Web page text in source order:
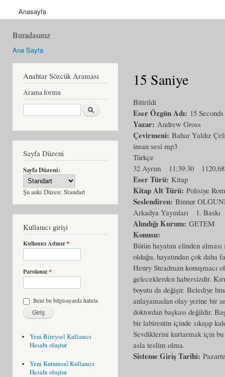
Anasayfa
Buradasınız
Ana Sayfa
Anahtar Sözcük Araması
Arama formu
Ara
Sayfa Düzeni
Sayfa Düzeni:
Şu anki Düzen: Standart
Kullanıcı girişi
Kullanıcı Adınız*
Parolanız*
Beni bu bilgisayarda hatırla
Yeni Bireysel Kullanıcı
Hesabı oluştur
Yeni Kurumsal Kullanıcı
Hesabı oluştur
15 Saniye
Bitirildi
Eser Özgün Adı: 15 Seconds
Yazar: Andrew Gross
Çevirmeni: Bahar Yaldız
insan sesi mp3
Türkçe
32 Ayrım
11:39:30
Eser Türü: Kitap
Kitap Alt Türü: Polisiye
Seslendiren: Binnur
Arkadya Yayınları
1. Baskı
Alındığı Kurum: GETEM
Konusu:
Bütün hayatını elinden
olduğu, hayatından çok daha
Henry Steadman konuşmacı
geleceklerden habersizdir.
boyutu da değişir. Belediye
anlayamadan olay yerine bir
doktordan başkası değildir.
bir labirentin içinde sıkışıp
Sevdiklerini kurtarmak için bu
asla teslim olma.
Sisteme Giriş Tarihi: